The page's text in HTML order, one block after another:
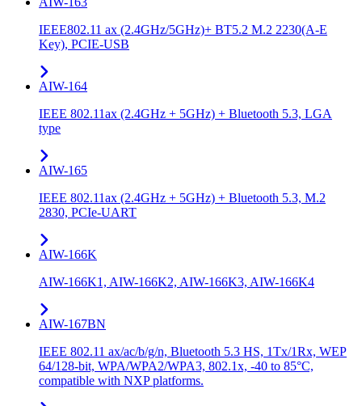
IEEE802.11 ax (2.4GHz/5GHz)+ BT5.2 M.2 2230(A-E
Key), PCIE-USB
AIW-164
IEEE 802.11ax (2.4GHz + 5GHz) + Bluetooth 5.3, LGA
type
AIW-165
IEEE 802.11ax (2.4GHz + 5GHz) + Bluetooth 5.3, M.2
2830, PCIe-UART
AIW-166K
AIW-166K1, AIW-166K2, AIW-166K3, AIW-166K4
AIW-167BN
IEEE 802.11 ax/ac/b/g/n, Bluetooth 5.3 HS, 1Tx/1Rx, WEP
64/128-bit, WPA/WPA2/WPA3, 802.1x, -40 to 85°C,
compatible with NXP platforms.